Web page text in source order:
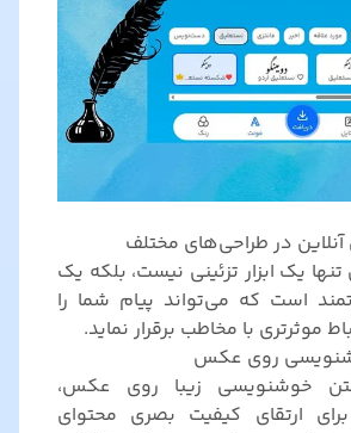
آنلاین در طراحی‌های مختلف
تنها یک ابزار تزئینی نیست، بلکه یک
است که می‌تواند پیام شما را
موثرتری با مخاطب برقرار نماید.
روی عکس
خوشنویسی زیبا روی عکس،
ارتقای کیفیت بصری محتوای